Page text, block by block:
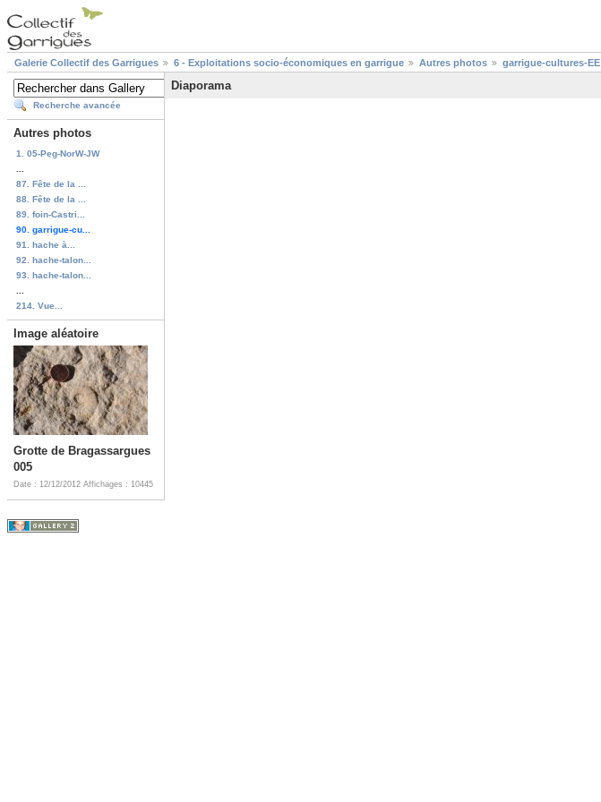
Galerie Collectif des Garrigues 6 - Exploitations socio-économiques en garrigue Autres photos garrigue-cultures-EE
Recherche avancée
Autres photos
1. 05-Peg-NorW-JW
87. Fête de la ...
88. Fête de la ...
89. foin-Castri...
90. garrigue-cu...
91. hache à...
92. hache-talon...
93. hache-talon...
214. Vue...
Image aléatoire
Grotte de Bragassargues
005
Date : 12/12/2012 Affichages : 10445
Diaporama